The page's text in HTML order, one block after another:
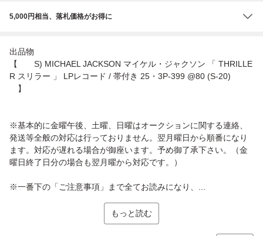
5,000円相当、落札価格がお得に
出品物
【 S) MICHAEL JACKSON マイケル・ジャクソン 「 THRILLE
R スリラー 」 LPレコード / 帯付き 25・3P-399 @80 (S-20)
】
※基本的に金曜午後、土曜、日曜はオークションに関する連絡、
発送等全般の対応は行っておりません。翌月曜日から順番になり
ます。対応が遅れる場合が御座います。予め御了承下さい。（金
曜日終了日分の場合も翌月曜から対応です。）
※一番下の「ご注意事項」まで全てお読みになり、...
もっと読む